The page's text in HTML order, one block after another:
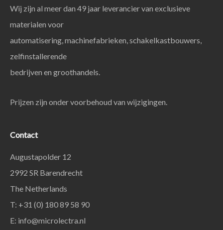
Wij zijn al meer dan 49 jaar leverancier van exclusieve
materialen voor
automatisering, machinefabrieken, schakelkastbouwers,
zelfinstallerende
bedrijven en groothandels.
Prijzen zijn onder voorbehoud van wijzigingen.
Contact
Augustapolder 12
2992 SR Barendrecht
The Netherlands
T: +31 (0) 180 89 58 90
E: info@microlectra.nl